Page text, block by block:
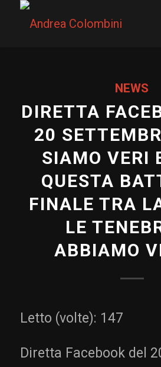
NEWS
DIRETTA
20
SIAMO VERI
QUESTA
FINALE TRA
LE
ABBIAMO
Letto (volte): 147
Diretta Facebook del